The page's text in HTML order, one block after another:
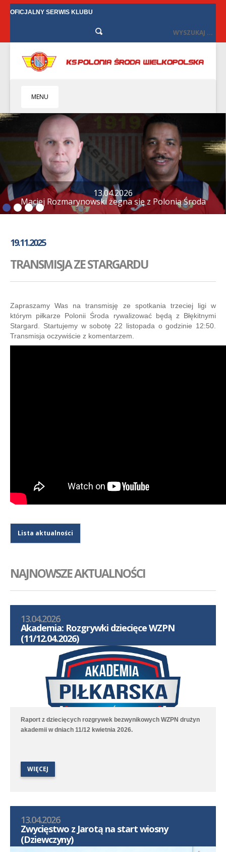
OFICJALNY SERWIS KLUBU
MENU
HOME
KLUB
BIZNES
SENIORZY
SENIORKI
BILETY
KONTAKT
SKLEP
12.04.2026
Tylko remis w Starych Oborzyskach
19.11.2025
TRANSMISJA ZE STARGARDU
Zapraszamy Was na transmisję ze spotkania trzeciej ligi w
którym piłkarze Polonii Środa rywalizować będą z Błękitnymi
Stargard. Startujemy w sobotę 22 listopada o godzinie 12:50.
Transmisja oczywiście z komentarzem.
Lista aktualności
NAJNOWSZE AKTUALNOŚCI
13.04.2026
Akademia: Rozgrywki dziecięce WZPN
(11/12.04.2026)
Raport z dziecięcych rozgrywek bezwynikowych WZPN drużyn
akademii w dniach 11/12 kwietnia 2026.
WIĘCEJ
13.04.2026
Zwycięstwo z Jarotą na start wiosny
(Dziewczyny)